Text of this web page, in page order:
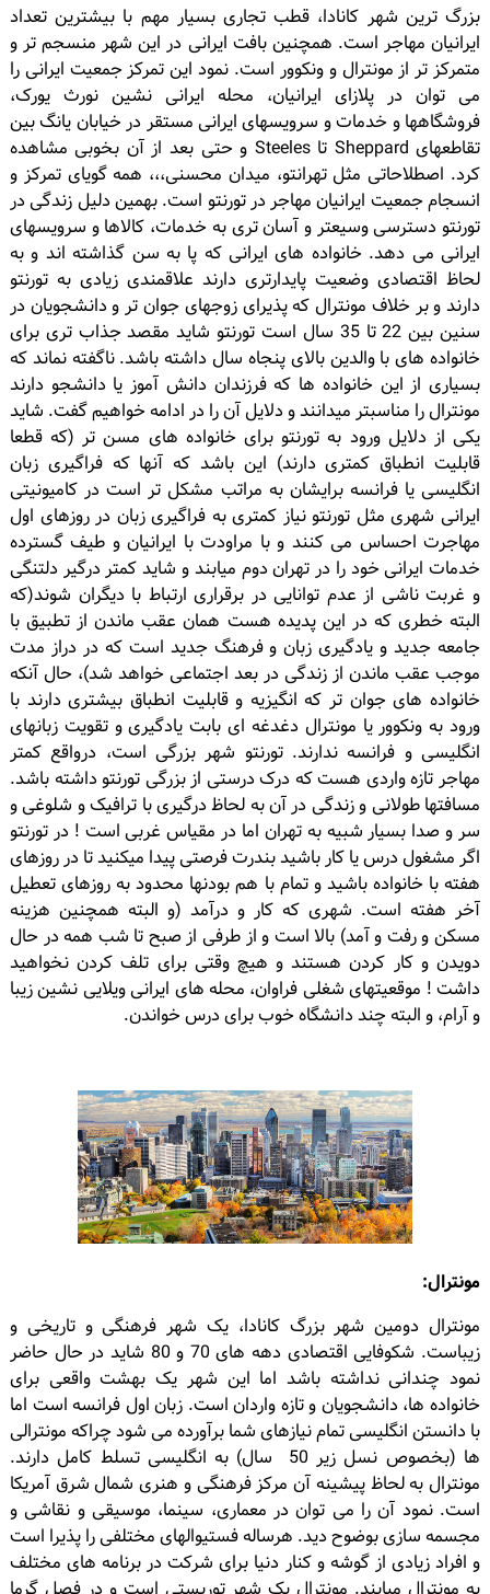
بزرگ ترین شهر کانادا، قطب تجاری بسیار مهم با بیشترین تعداد
ایرانیان مهاجر است. همچنین بافت ایرانی در این شهر منسجم تر و
متمرکز تر از مونترال و ونکوور است. نمود این تمرکز جمعیت ایرانی را
می توان در پلازای ایرانیان، محله ایرانی نشین نورث یورک،
فروشگاهها و خدمات و سرویسهای ایرانی مستقر در خیابان یانگ بین
تقاطعهای Sheppard تا Steeles و حتی بعد از آن بخوبی مشاهده
کرد. اصطلاحاتی مثل تهرانتو، میدان محسنی،،، همه گویای تمرکز و
انسجام جمعیت ایرانیان مهاجر در تورنتو است. بهمین دلیل زندگی در
تورنتو دسترسی وسیعتر و آسان تری به خدمات، کالاها و سرویسهای
ایرانی می دهد. خانواده های ایرانی که پا به سن گذاشته اند و به
لحاظ اقتصادی وضعیت پایدارتری دارند علاقمندی زیادی به تورنتو
دارند و بر خلاف مونترال که پذیرای زوجهای جوان تر و دانشجویان در
سنین بین 22 تا 35 سال است تورنتو شاید مقصد جذاب تری برای
خانواده های با والدین بالای پنجاه سال داشته باشد. ناگفته نماند که
بسیاری از این خانواده ها که فرزندان دانش آموز یا دانشجو دارند
مونترال را مناسبتر میدانند و دلایل آن را در ادامه خواهیم گفت. شاید
یکی از دلایل ورود به تورنتو برای خانواده های مسن تر (که قطعا
قابلیت انطباق کمتری دارند) این باشد که آنها که فراگیری زبان
انگلیسی یا فرانسه برایشان به مراتب مشکل تر است در کامیونیتی
ایرانی شهری مثل تورنتو نیاز کمتری به فراگیری زبان در روزهای اول
مهاجرت احساس می کنند و با مراودت با ایرانیان و طیف گسترده
خدمات ایرانی خود را در تهران دوم میابند و شاید کمتر درگیر دلتنگی
و غربت ناشی از عدم توانایی در برقراری ارتباط با دیگران شوند(که
البته خطری که در این پدیده هست همان عقب ماندن از تطبیق با
جامعه جدید و یادگیری زبان و فرهنگ جدید است که در دراز مدت
موجب عقب ماندن از زندگی در بعد اجتماعی خواهد شد)، حال آنکه
خانواده های جوان تر که انگیزیه و قابلیت انطباق بیشتری دارند با
ورود به ونکوور یا مونترال دغدغه ای بابت یادگیری و تقویت زبانهای
انگلیسی و فرانسه ندارند. تورنتو شهر بزرگی است، درواقع کمتر
مهاجر تازه واردی هست که درک درستی از بزرگی تورنتو داشته باشد.
مسافتها طولانی و زندگی در آن به لحاظ درگیری با ترافیک و شلوغی و
سر و صدا بسیار شبیه به تهران اما در مقیاس غربی است ! در تورنتو
اگر مشغول درس یا کار باشید بندرت فرصتی پیدا میکنید تا در روزهای
هفته با خانواده باشید و تمام با هم بودنها محدود به روزهای تعطیل
آخر هفته است. شهری که کار و درآمد (و البته همچنین هزینه
مسکن و رفت و آمد) بالا است و از طرفی از صبح تا شب همه در حال
دویدن و کار کردن هستند و هیچ وقتی برای تلف کردن نخواهید
داشت ! موقعیتهای شغلی فراوان، محله های ایرانی ویلایی نشین زیبا
و آرام، و البته چند دانشگاه خوب برای درس خواندن.
مونترال:
مونترال دومین شهر بزرگ کانادا، یک شهر فرهنگی و تاریخی و
زیباست. شکوفایی اقتصادی دهه های 70 و 80 شاید در حال حاضر
نمود چندانی نداشته باشد اما این شهر یک بهشت واقعی برای
خانواده ها، دانشجویان و تازه واردان است. زبان اول فرانسه است اما
با دانستن انگلیسی تمام نیازهای شما برآورده می شود چراکه مونترالی
ها (بخصوص نسل زیر 50 سال) به انگلیسی تسلط کامل دارند.
مونترال به لحاظ پیشینه آن مرکز فرهنگی و هنری شمال شرق آمریکا
است. نمود آن را می توان در معماری، سینما، موسیقی و نقاشی و
مجسمه سازی بوضوح دید. هرساله فستیوالهای مختلفی را پذیرا است
و افراد زیادی از گوشه و کنار دنیا برای شرکت در برنامه های مختلف